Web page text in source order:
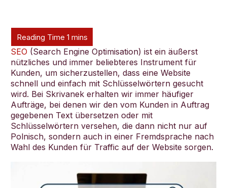
Deutsch
SEO (Search Engine Optimisation) ist ein äußerst
nützliches und immer beliebteres Instrument für
Kunden, um sicherzustellen, dass eine Website
schnell und einfach mit Schlüsselwörtern gesucht
wird. Bei Skrivanek erhalten wir immer häufiger
Aufträge, bei denen wir den vom Kunden in Auftrag
gegebenen Text übersetzen oder mit
Schlüsselwörtern versehen, die dann nicht nur auf
Polnisch, sondern auch in einer Fremdsprache nach
Wahl des Kunden für Traffic auf der Website sorgen.